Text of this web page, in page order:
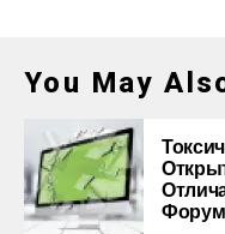
You May